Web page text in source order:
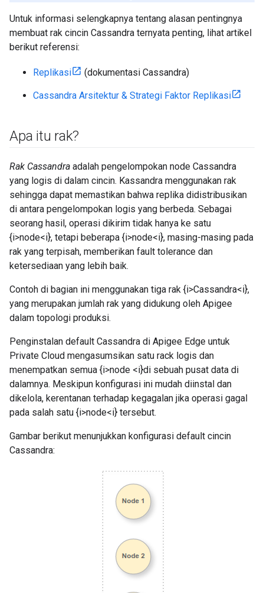
Untuk informasi selengkapnya tentang alasan pentingnya
membuat rak cincin Cassandra ternyata penting, lihat artikel
berikut referensi:
Replikasi (dokumentasi Cassandra)
Cassandra Arsitektur & Strategi Faktor Replikasi
Apa itu rak?
Rak Cassandra adalah pengelompokan node Cassandra
yang logis di dalam cincin. Kassandra menggunakan rak
sehingga dapat memastikan bahwa replika didistribusikan
di antara pengelompokan logis yang berbeda. Sebagai
seorang hasil, operasi dikirim tidak hanya ke satu
{i>node<i}, tetapi beberapa {i>node<i}, masing-masing pada
rak yang terpisah, memberikan fault tolerance dan
ketersediaan yang lebih baik.
Contoh di bagian ini menggunakan tiga rak {i>Cassandra<i},
yang merupakan jumlah rak yang didukung oleh Apigee
dalam topologi produksi.
Penginstalan default Cassandra di Apigee Edge untuk
Private Cloud mengasumsikan satu rack logis dan
menempatkan semua {i>node <i}di sebuah pusat data di
dalamnya. Meskipun konfigurasi ini mudah diinstal dan
dikelola, kerentanan terhadap kegagalan jika operasi gagal
pada salah satu {i>node<i} tersebut.
Gambar berikut menunjukkan konfigurasi default cincin
Cassandra: